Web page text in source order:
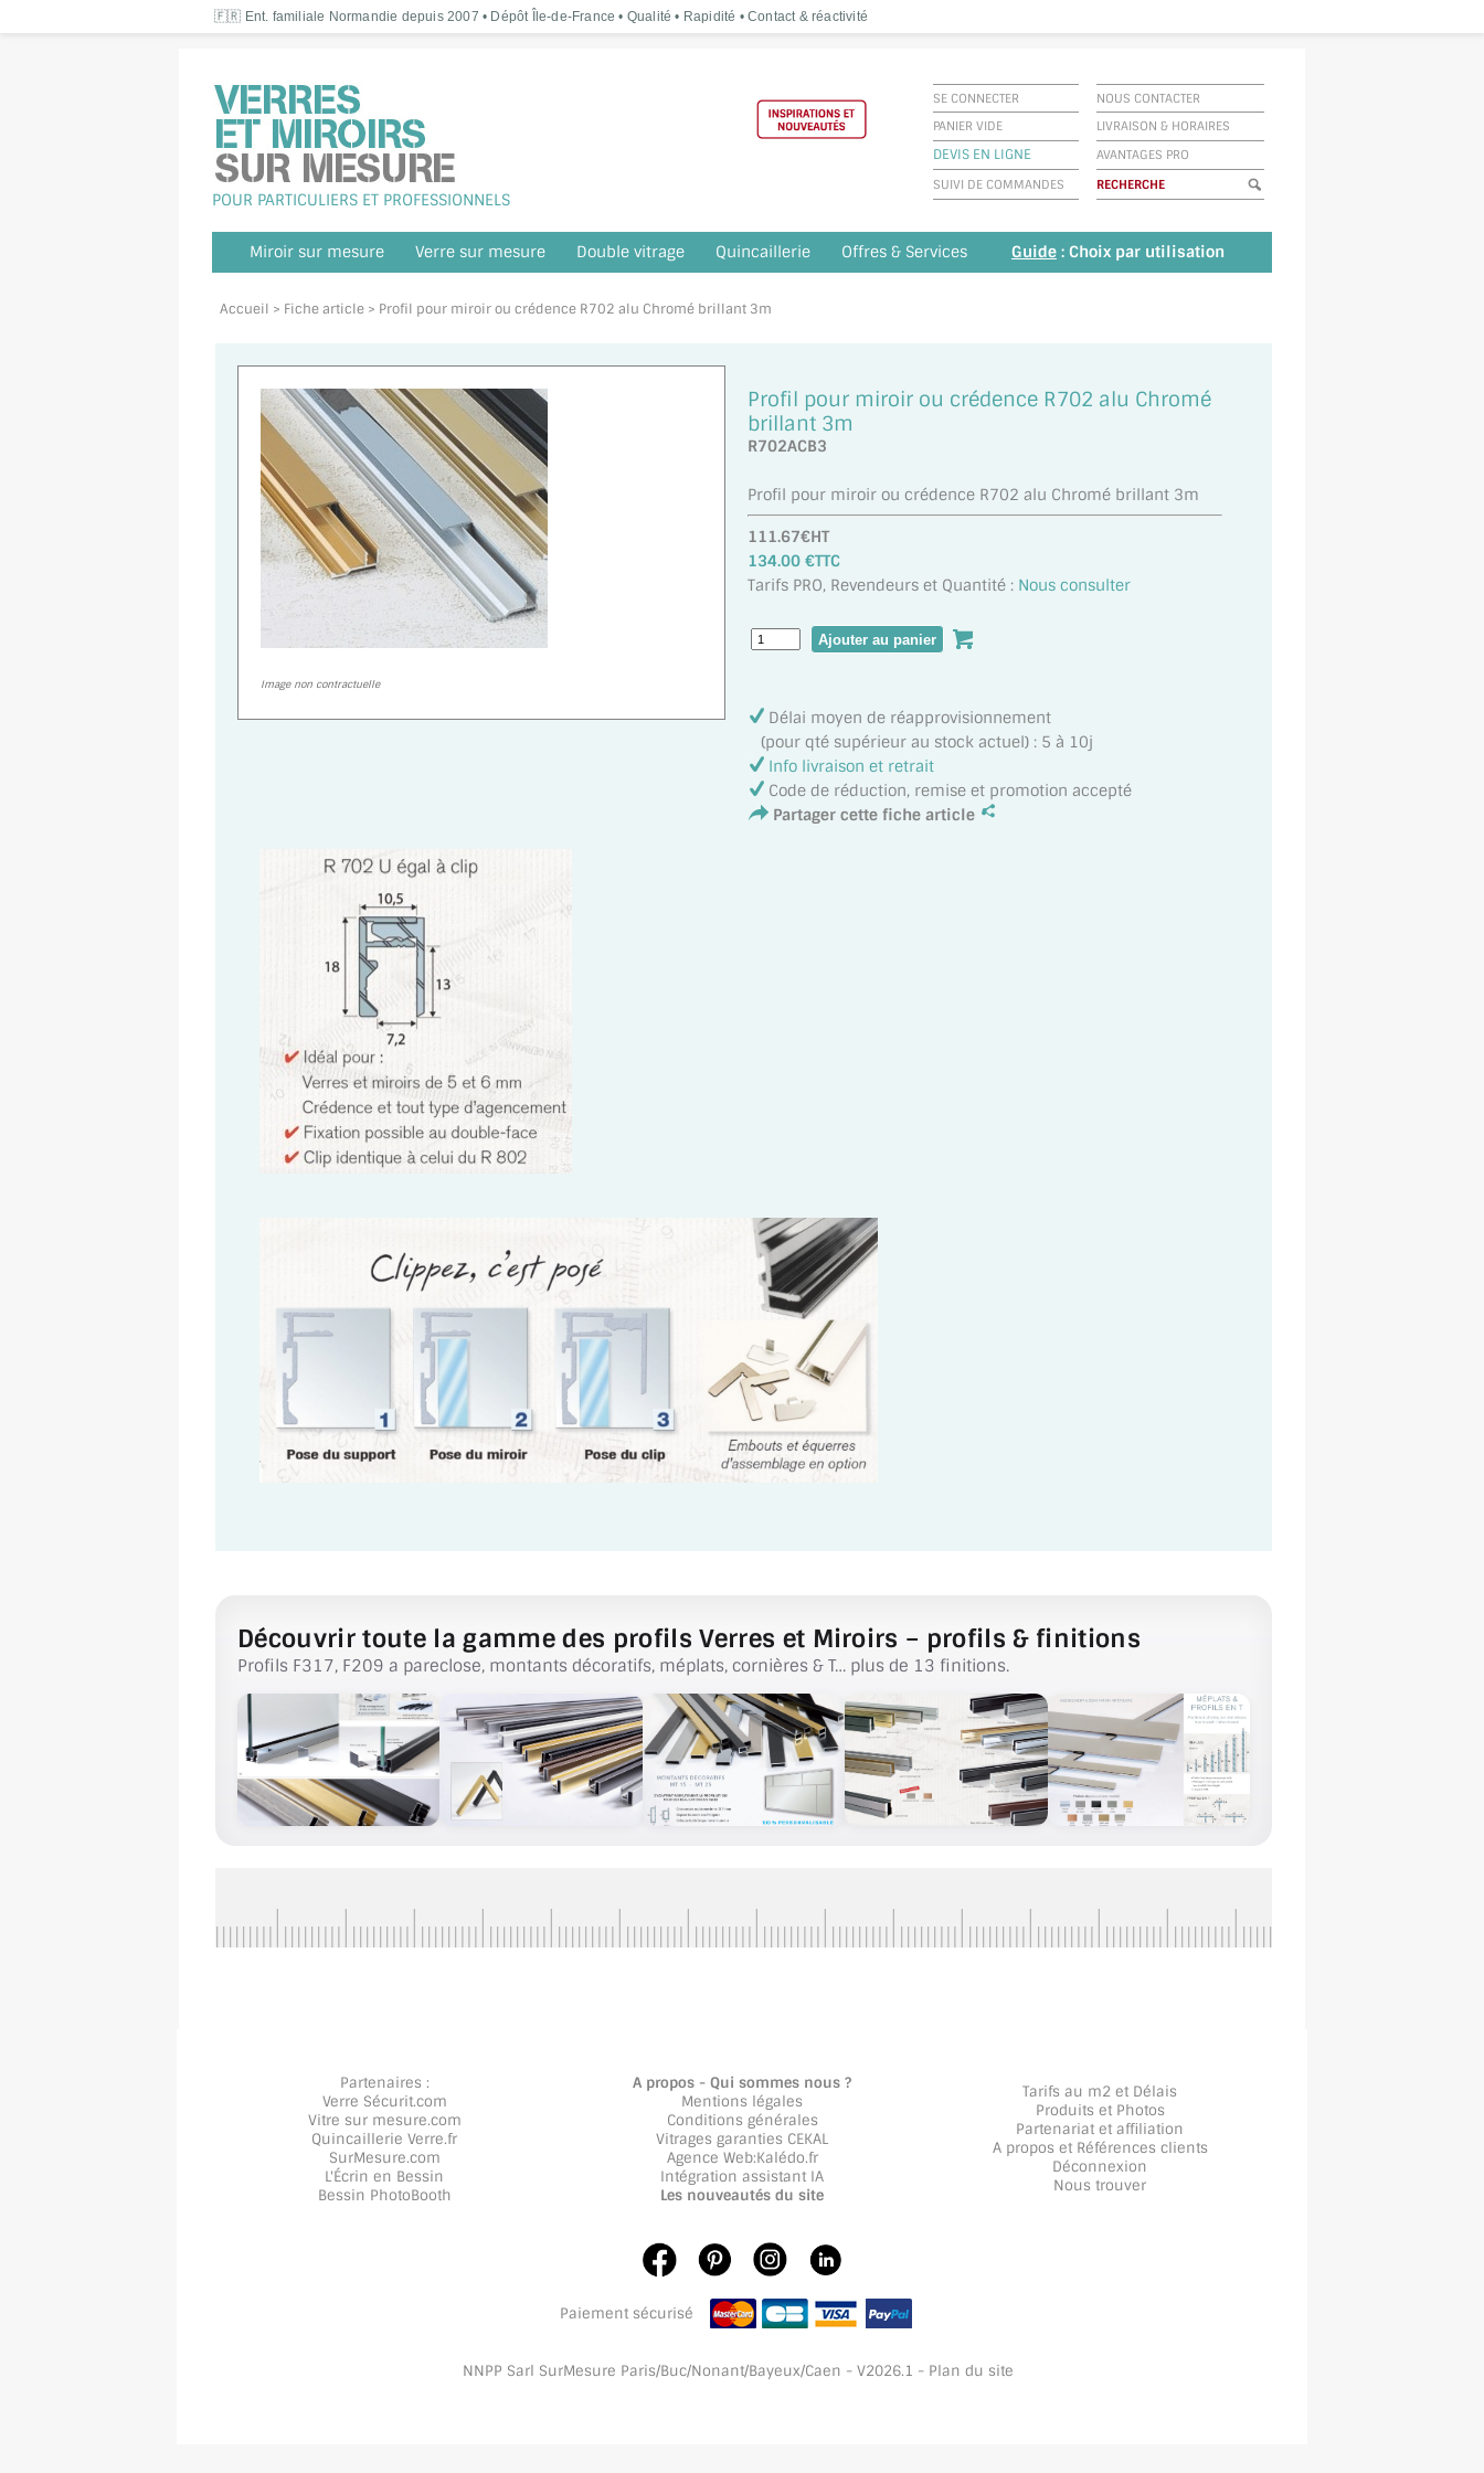
🇫🇷 Ent. familiale Normandie depuis 2007 • Dépôt Île-de-France • Qualité • Rapidité • Contact & réactivité
POUR PARTICULIERS ET PROFESSIONNELS
SE CONNECTER
NOUS CONTACTER
PANIER VIDE
LIVRAISON & HORAIRES
DEVIS EN LIGNE
AVANTAGES PRO
SUIVI DE COMMANDES
Miroir sur mesure Verre sur mesure Double vitrage Quincaillerie Offres & Services Guide : Choix par utilisation
Accueil > Fiche article > Profil pour miroir ou crédence R702 alu Chromé brillant 3m
Image non contractuelle
Profil pour miroir ou crédence R702 alu Chromé
brillant 3m
R702ACB3
Profil pour miroir ou crédence R702 alu Chromé brillant 3m
111.67€HT
134.00 €TTC
Tarifs PRO, Revendeurs et Quantité : Nous consulter
Délai moyen de réapprovisionnement
(pour qté supérieur au stock actuel) : 5 à 10j
Info livraison et retrait
Code de réduction, remise et promotion accepté
Partager cette fiche article
Découvrir toute la gamme des profils Verres et Miroirs – profils & finitions
Profils F317, F209 a pareclose, montants décoratifs, méplats, cornières & T… plus de 13 finitions.
Partenaires :
Verre Sécurit.com
Vitre sur mesure.com
Quincaillerie Verre.fr
SurMesure.com
L'Écrin en Bessin
Bessin PhotoBooth
A propos - Qui sommes nous ?
Mentions légales
Conditions générales
Vitrages garanties CEKAL
Agence Web:Kalédo.fr
Intégration assistant IA
Les nouveautés du site
Tarifs au m2 et Délais
Produits et Photos
Partenariat et affiliation
A propos et Références clients
Déconnexion
Nous trouver
Paiement sécurisé
NNPP Sarl SurMesure Paris/Buc/Nonant/Bayeux/Caen - V2026.1 - Plan du site